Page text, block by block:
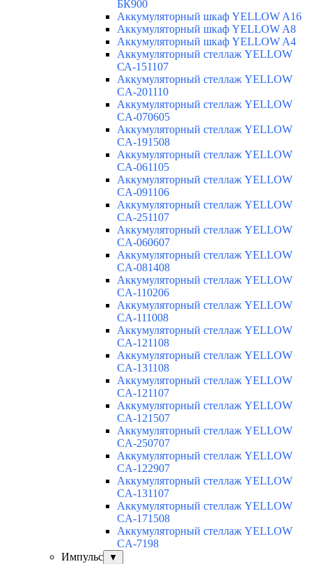
БК900
Аккумуляторный шкаф YELLOW A16
Аккумуляторный шкаф YELLOW A8
Аккумуляторный шкаф YELLOW A4
Аккумуляторный стеллаж YELLOW
СА-151107
Аккумуляторный стеллаж YELLOW
CA-201110
Аккумуляторный стеллаж YELLOW
CA-070605
Аккумуляторный стеллаж YELLOW
CA-191508
Аккумуляторный стеллаж YELLOW
CA-061105
Аккумуляторный стеллаж YELLOW
CA-091106
Аккумуляторный стеллаж YELLOW
CA-251107
Аккумуляторный стеллаж YELLOW
CA-060607
Аккумуляторный стеллаж YELLOW
CA-081408
Аккумуляторный стеллаж YELLOW
CA-110206
Аккумуляторный стеллаж YELLOW
CA-111008
Аккумуляторный стеллаж YELLOW
CA-121108
Аккумуляторный стеллаж YELLOW
CA-131108
Аккумуляторный стеллаж YELLOW
CA-121107
Аккумуляторный стеллаж YELLOW
CA-121507
Аккумуляторный стеллаж YELLOW
CA-250707
Аккумуляторный стеллаж YELLOW
CA-122907
Аккумуляторный стеллаж YELLOW
CA-131107
Аккумуляторный стеллаж YELLOW
CA-171508
Аккумуляторный стеллаж YELLOW
CA-7198
Импульс
▼